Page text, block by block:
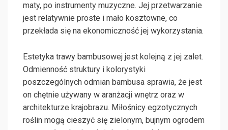
maty, po instrumenty muzyczne. Jej przetwarzanie
jest relatywnie proste i mało kosztowne, co
przekłada się na ekonomiczność jej wykorzystania.
Estetyka trawy bambusowej jest kolejną z jej zalet.
Odmienność struktury i kolorystyki
poszczególnych odmian bambusa sprawia, że jest
on chętnie używany w aranżacji wnętrz oraz w
architekturze krajobrazu. Miłośnicy egzotycznych
roślin mogą cieszyć się zielonym, bujnym ogrodem